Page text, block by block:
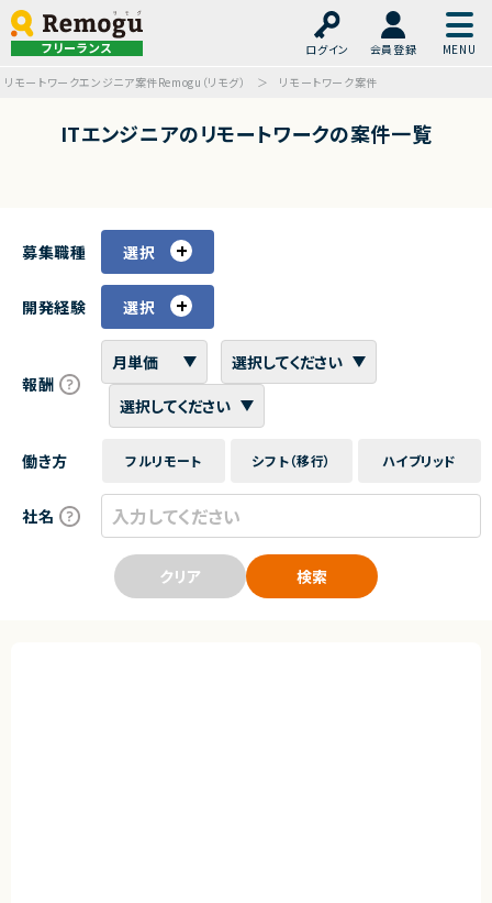
フリーランス ログイン
会員登録
リモートワークエンジニア案件Remogu（リモグ）
リモートワーク案件
ITエンジニアのリモートワークの案件一覧
募集職種 選択
開発経験 選択
報酬
働き方 フルリモート シフト（移行） ハイブリッド
社名
クリア 検索